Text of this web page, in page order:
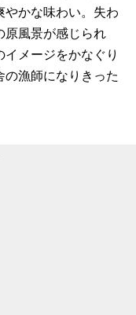
かな味わい。失わ
原風景が感じられ
メージをかなぐり
漁師になりきった